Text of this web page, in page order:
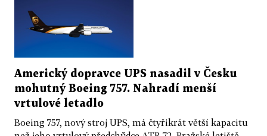
Americký dopravce UPS nasadil v Česku
mohutný Boeing 757. Nahradí menší
vrtulové letadlo
Boeing 757, nový stroj UPS, má čtyřikrát větší kapacitu